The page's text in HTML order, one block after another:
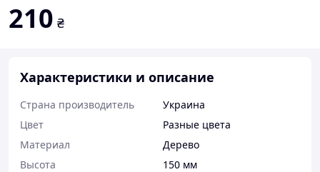
210 ₴
Характеристики и описание
Страна производитель
Украина
Цвет
Разные цвета
Материал
Дерево
Высота
150 мм